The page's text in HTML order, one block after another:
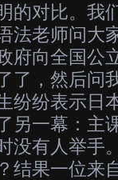
的对比。我
法老师问大
府向全国公
了，然后问
纷纷表示日
另一幕：主
没有人举手
结果一位来